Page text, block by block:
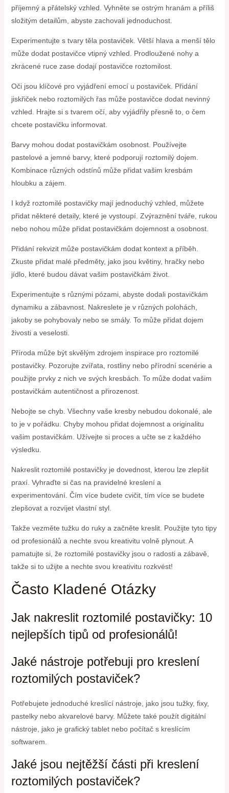
příjemný a přátelský vzhled. Vyhněte se ostrým hranám a příliš
složitým detailům, abyste zachovali jednoduchost.
Experimentujte s tvary těla postaviček. Větší hlava a menší tělo
může dodat postavičce vtipný vzhled. Prodloužené nohy a
zkrácené ruce zase dodají postavičce roztomilost.
Oči jsou klíčové pro vyjádření emocí u postaviček. Přidání
jiskřiček nebo roztomilých řas může postavičce dodat nevinný
vzhled. Hrajte si s tvarem očí, aby vyjádřily přesně to, o čem
chcete postavičku informovat.
Barvy mohou dodat postavičkám osobnost. Používejte
pastelové a jemné barvy, které podporují roztomilý dojem.
Kombinace různých odstínů může přidat vašim kresbám
hloubku a zájem.
I když roztomilé postavičky mají jednoduchý vzhled, můžete
přidat některé detaily, které je vystoupí. Zvýraznění tváře, rukou
nebo nohou může přidat postavičkám dojemnost a osobnost.
Přidání rekvizit může postavičkám dodat kontext a příběh.
Zkuste přidat malé předměty, jako jsou květiny, hračky nebo
jídlo, které budou dávat vašim postavičkám život.
Experimentujte s různými pózami, abyste dodali postavičkám
dynamiku a zábavnost. Nakreslete je v různých polohách,
jakoby se pohybovaly nebo se smály. To může přidat dojem
živosti a veselosti.
Příroda může být skvělým zdrojem inspirace pro roztomilé
postavičky. Pozorujte zvířata, rostliny nebo přírodní scenérie a
použijte prvky z nich ve svých kresbách. To může dodat vašim
postavičkám autentičnost a přirozenost.
Nebojte se chyb. Všechny vaše kresby nebudou dokonalé, ale
to je v pořádku. Chyby mohou přidat dojemnost a originalitu
vašim postavičkám. Užívejte si proces a učte se z každého
výsledku.
Nakreslit roztomilé postavičky je dovednost, kterou lze zlepšit
praxí. Vyhraďte si čas na pravidelné kreslení a
experimentování. Čím více budete cvičit, tím více se budete
zlepšovat a rozvíjet vlastní styl.
Takže vezměte tužku do ruky a začněte kreslit. Použijte tyto tipy
od profesionálů a nechte svou kreativitu volně plynout. A
pamatujte si, že roztomilé postavičky jsou o radosti a zábavě,
takže si to užijte a nechte svou kreativitu rozkvést!
Často Kladené Otázky
Jak nakreslit roztomilé postavičky: 10
nejlepších tipů od profesionálů!
Jaké nástroje potřebuji pro kreslení
roztomilých postaviček?
Potřebujete jednoduché kreslící nástroje, jako jsou tužky, fixy,
pastelky nebo akvarelové barvy. Můžete také použít digitální
nástroje, jako je grafický tablet nebo počítač s kreslícím
softwarem.
Jaké jsou nejtěžší části při kreslení
roztomilých postaviček?